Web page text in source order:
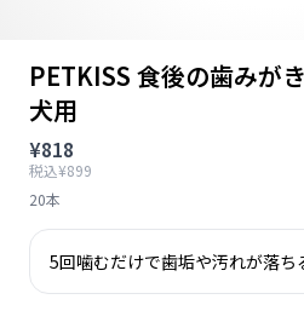
PETKISS 食後の歯みが
犬用
¥818
税込¥899
20本
5回噛むだけで歯垢や汚れが落ち